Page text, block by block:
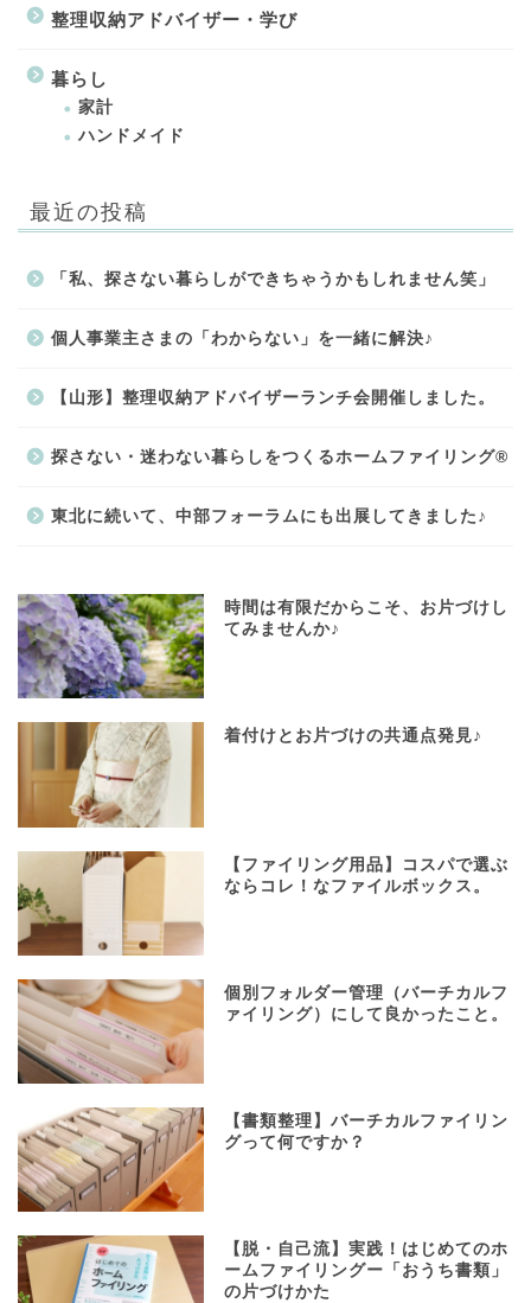
整理収納アドバイザー・学び
暮らし
家計
ハンドメイド
最近の投稿
「私、探さない暮らしができちゃうかもしれません笑」
個人事業主さまの「わからない」を一緒に解決♪
【山形】整理収納アドバイザーランチ会開催しました。
探さない・迷わない暮らしをつくるホームファイリング®
東北に続いて、中部フォーラムにも出展してきました♪
時間は有限だからこそ、お片づけし
てみませんか♪
着付けとお片づけの共通点発見♪
【ファイリング用品】コスパで選ぶ
ならコレ！なファイルボックス。
個別フォルダー管理（バーチカルフ
ァイリング）にして良かったこと。
【書類整理】バーチカルファイリン
グって何ですか？
【脱・自己流】実践！はじめてのホ
ームファイリングー「おうち書類」
の片づけかた